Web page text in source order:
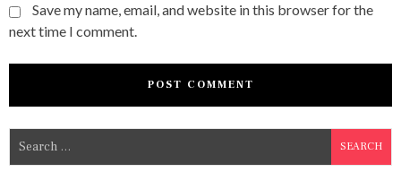
Save my name, email, and website in this browser for the
next time I comment.
e